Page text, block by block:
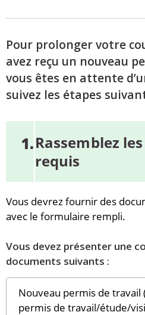
Pour prolonger votre
avez reçu un nouveau
vous êtes en attente
suivez les étapes
1.Rassemblez
requis
Vous devrez fournir des
avec le formulaire rempli.
Vous devez présenter une
documents suivants :
Nouveau permis de travail
permis de travail/étude/